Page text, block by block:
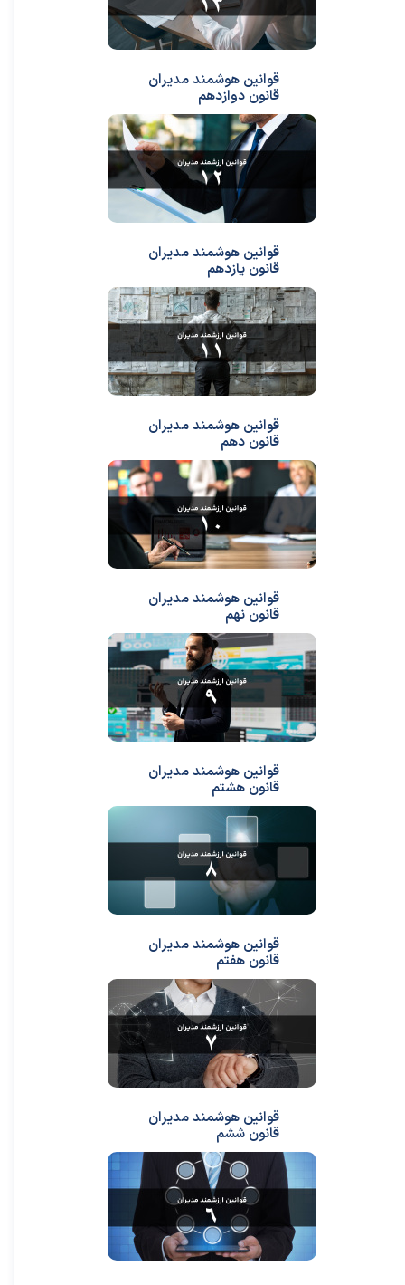
قوانین هوشمند مدیران
قانون دوازدهم
قوانین هوشمند مدیران
قانون یازدهم
قوانین هوشمند مدیران
قانون دهم
قوانین هوشمند مدیران
قانون نهم
قوانین هوشمند مدیران
قانون هشتم
قوانین هوشمند مدیران
قانون هفتم
قوانین هوشمند مدیران
قانون ششم